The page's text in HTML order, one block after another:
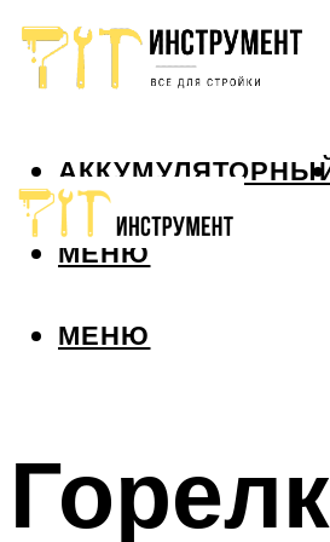
МЕНЮ
МЕНЮ